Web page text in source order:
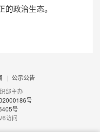
的政治生态。
| 公示公告
部主办
号
号
访问